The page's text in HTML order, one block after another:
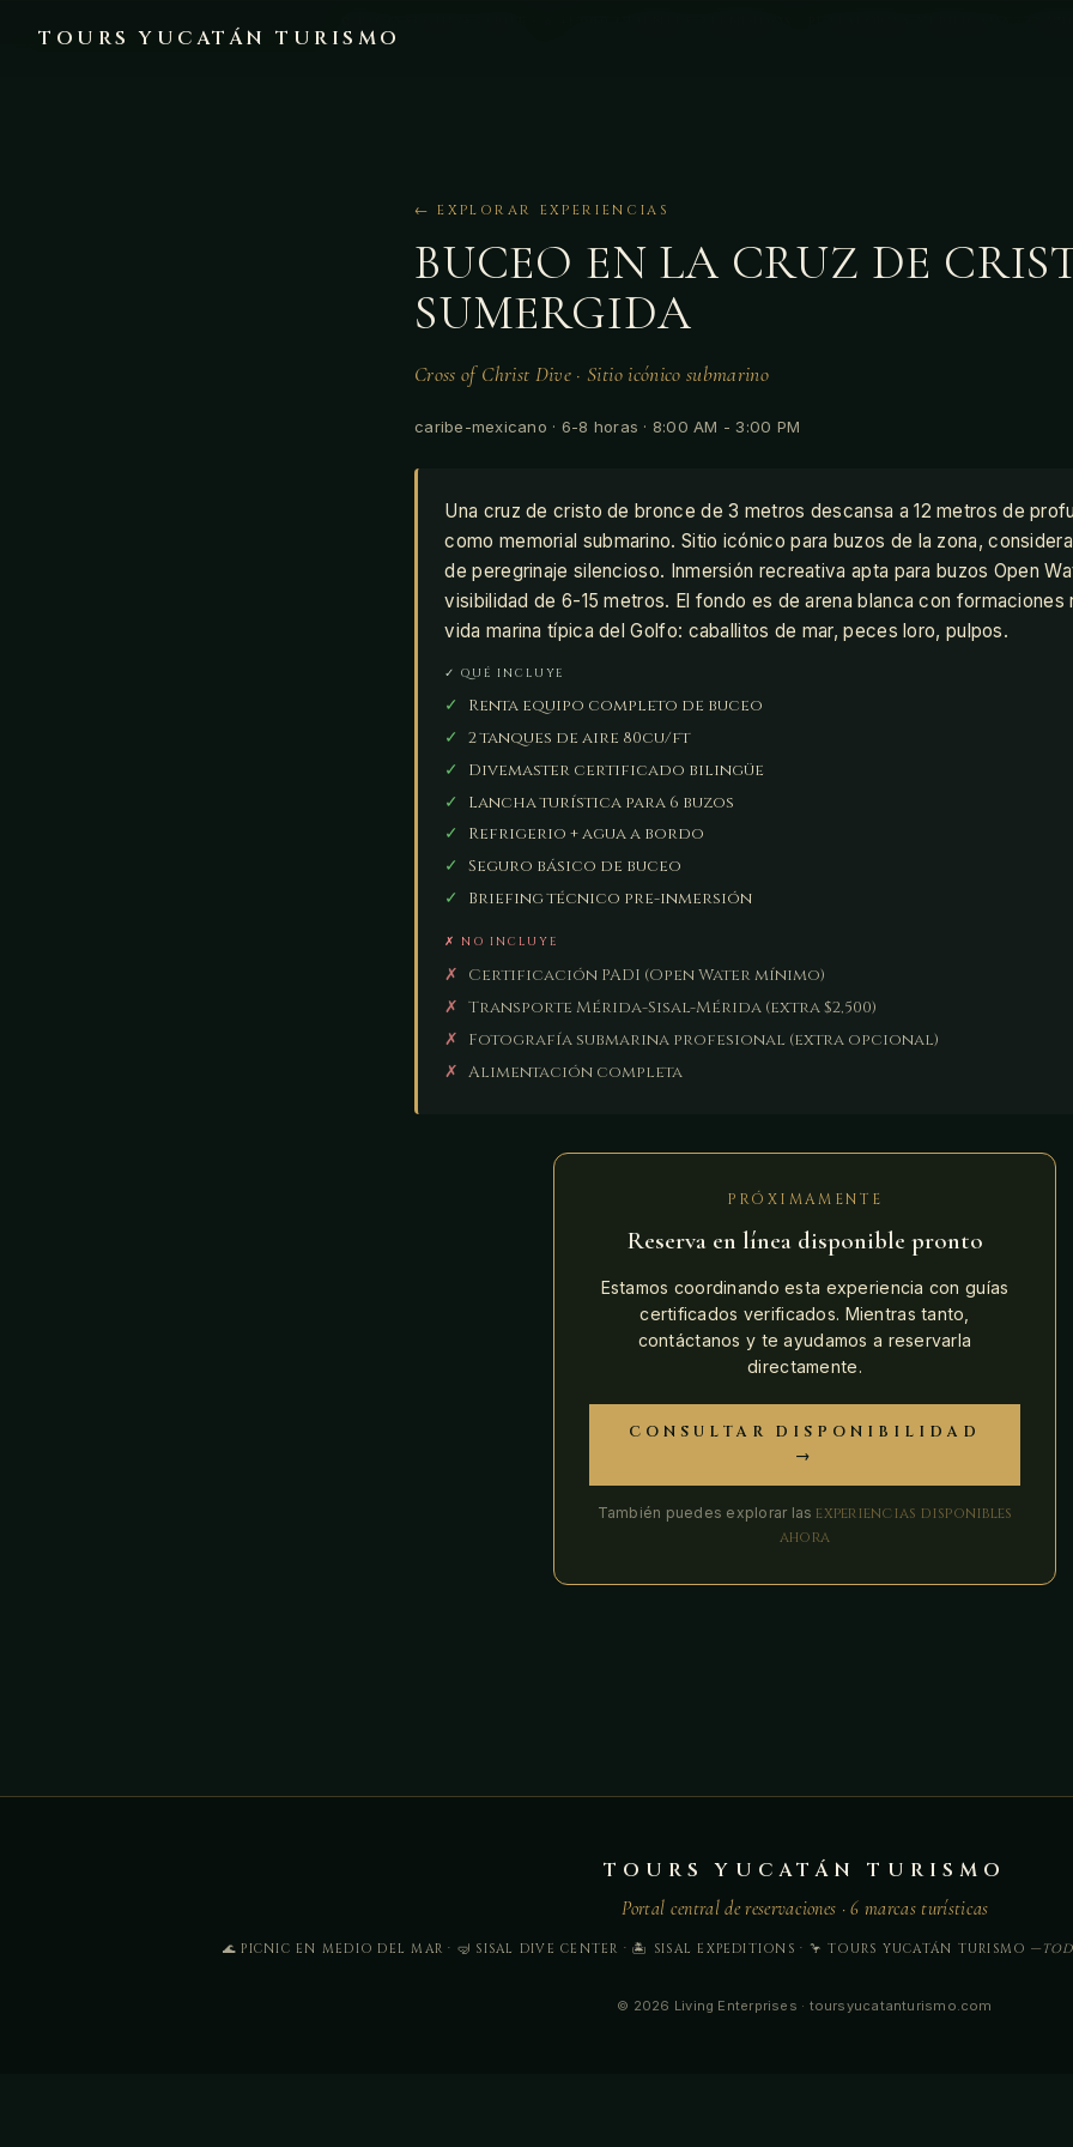
TOURS YUCATÁN TURISMO
← EXPLORAR EXPERIENCIAS
BUCEO EN LA CRUZ DE
SUMERGIDA
Cross of Christ Dive · Sitio icónico submarino
caribe-mexicano · 6-8 horas · 8:00 AM - 3:00 PM
Una cruz de cristo de bronce de 3 metros descansa a 12 metros de
como memorial submarino. Sitio icónico para buzos de la zona,
de peregrinaje silencioso. Inmersión recreativa apta para buzos Open
visibilidad de 6-15 metros. El fondo es de arena blanca con formaciones
vida marina típica del Golfo: caballitos de mar, peces loro, pulpos.
✓ QUÉ INCLUYE
✓
Renta equipo completo de buceo
✓
2 tanques de aire 80cu/ft
✓
Divemaster certificado bilingüe
✓
Lancha turística para 6 buzos
✓
Refrigerio + agua a bordo
✓
Seguro básico de buceo
✓
Briefing técnico pre-inmersión
✗ NO INCLUYE
✗
Certificación PADI (Open Water mínimo)
✗ Transporte Mérida-Sisal-Mérida (extra $2,500)
✗
Fotografía submarina profesional (extra opcional)
✗ Alimentación completa
PRÓXIMAMENTE
Reserva en línea disponible pronto
Estamos coordinando esta experiencia con guías
certificados verificados. Mientras tanto,
contáctanos y te ayudamos a reservarla
directamente.
CONSULTAR DISPONIBILIDAD
→
También puedes explorar las experiencias disponibles
ahora
TOURS YUCATÁN TURISMO
Portal central de reservaciones · 6 marcas turísticas
🌊 PICNIC EN MEDIO DEL MAR · 🤿 SISAL DIVE CENTER · 🏝️ SISAL EXPEDITIONS · 🦩 TOURS YUCATÁN TURISMO —
© 2026 Living Enterprises · toursyucatanturismo.com